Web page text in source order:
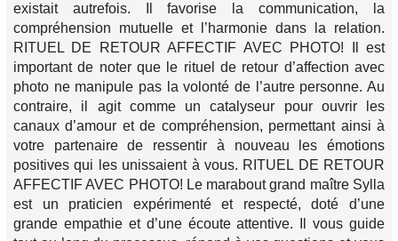
existait autrefois. Il favorise la communication, la
compréhension mutuelle et l’harmonie dans la relation.
RITUEL DE RETOUR AFFECTIF AVEC PHOTO! Il est
important de noter que le rituel de retour d’affection avec
photo ne manipule pas la volonté de l’autre personne. Au
contraire, il agit comme un catalyseur pour ouvrir les
canaux d’amour et de compréhension, permettant ainsi à
votre partenaire de ressentir à nouveau les émotions
positives qui les unissaient à vous. RITUEL DE RETOUR
AFFECTIF AVEC PHOTO! Le marabout grand maître Sylla
est un praticien expérimenté et respecté, doté d’une
grande empathie et d’une écoute attentive. Il vous guide